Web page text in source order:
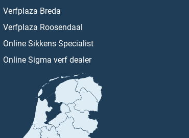
Verfplaza Breda
Verfplaza Roosendaal
Online Sikkens Specialist
Online Sigma verf dealer